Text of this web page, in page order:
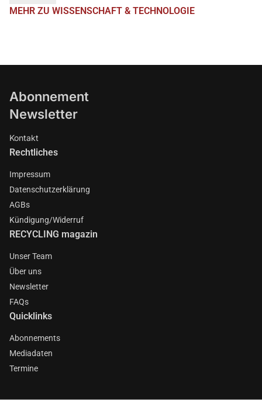
MEHR ZU WISSENSCHAFT & TECHNOLOGIE
Abonnement
Newsletter
Kontakt
Rechtliches
Impressum
Datenschutzerklärung
AGBs
Kündigung/Widerruf
RECYCLING magazin
Unser Team
Über uns
Newsletter
FAQs
Quicklinks
Abonnements
Mediadaten
Termine